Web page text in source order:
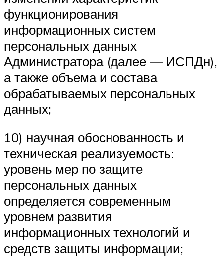
функционирования
информационных систем
персональных данных
Администратора (далее — ИСПДн),
а также объема и состава
обрабатываемых персональных
данных;
10) научная обоснованность и
техническая реализуемость:
уровень мер по защите
персональных данных
определяется современным
уровнем развития
информационных технологий и
средств защиты информации;